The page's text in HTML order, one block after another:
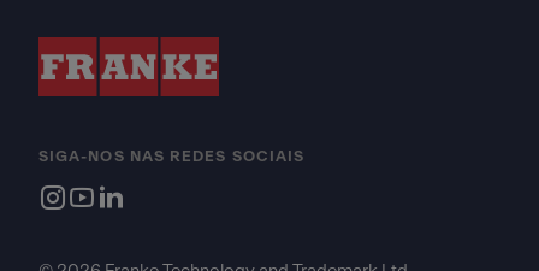
SIGA-NOS NAS REDES SOCIAIS